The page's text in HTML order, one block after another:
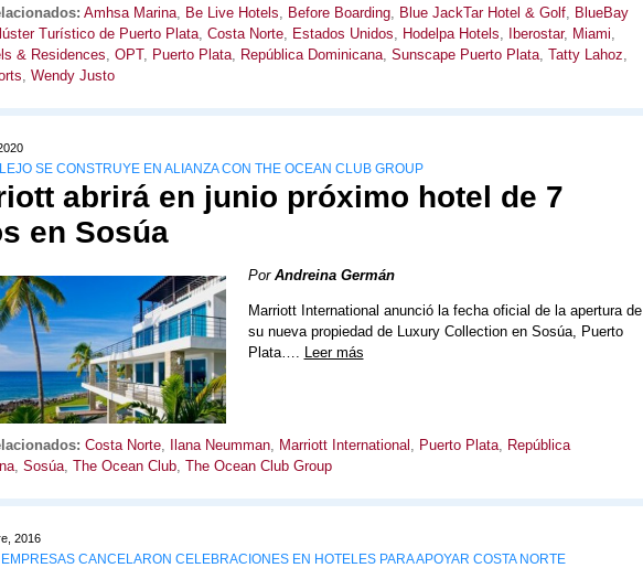
Amhsa Marina, Be Live Hotels, Before Boarding, Blue JackTar Hotel & Golf, BlueBay
Turístico de Puerto Plata, Costa Norte, Estados Unidos, Hodelpa Hotels, Iberostar, Miami,
& Residences, OPT, Puerto Plata, República Dominicana, Sunscape Puerto Plata, Tatty Lahoz,
, Wendy Justo
SE CONSTRUYE EN ALIANZA CON THE OCEAN CLUB GROUP
abrirá en junio próximo hotel de 7
en Sosúa
Por Andreina Germán
Marriott International anunció la fecha oficial de la apertura de
su nueva propiedad de Luxury Collection en Sosúa, Puerto
Plata…. Leer más
Costa Norte, Ilana Neumman, Marriott International Puerto Plata, República
, Sosúa, The Ocean Club, The Ocean Club Group
2016
CANCELARON CELEBRACIONES EN HOTELES PARA APOYAR COSTA NORTE